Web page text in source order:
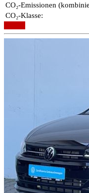
CO₂-Emissionen
CO₂-Klasse: